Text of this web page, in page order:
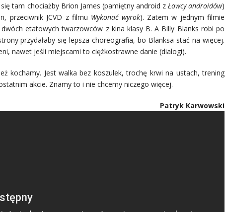
tam chociażby Brion James (pamiętny android z Łowcy androidów)
przeciwnik JCVD z filmu Wykonać wyrok). Zatem w jednym filmie
etatowych twarzowców z kina klasy B. A Billy Blanks robi po
przydałaby się lepsza choreografia, bo Blanksa stać na więcej.
nawet jeśli miejscami to ciężkostrawne danie (dialogi).
kochamy. Jest walka bez koszulek, trochę krwi na ustach, trening
akcie. Znamy to i nie chcemy niczego więcej.
Patryk Karwowski